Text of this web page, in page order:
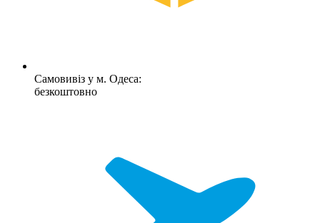
Самовивіз у м. Одеса:
безкоштовно